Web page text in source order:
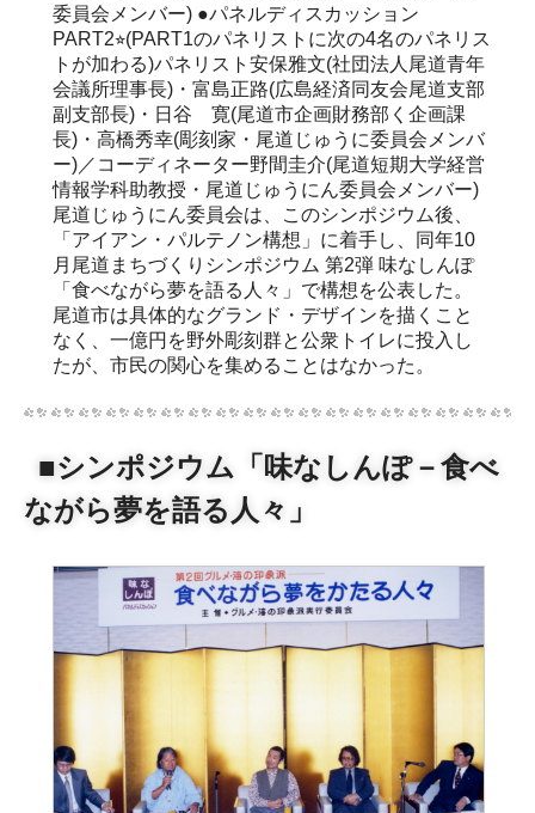
委員会メンバー) ●パネルディスカッション
PART2⭐︎(PART1のパネリストに次の4名のパネリス
トが加わる)パネリスト安保雅文(社団法人尾道青年
会議所理事長)・富島正路(広島経済同友会尾道支部
副支部長)・日谷 寛(尾道市企画財務部く企画課
長)・高橋秀幸(彫刻家・尾道じゅうに委員会メンバ
ー)／コーディネーター野間圭介(尾道短期大学経営
情報学科助教授・尾道じゅうにん委員会メンバー)
尾道じゅうにん委員会は、このシンポジウム後、
「アイアン・パルテノン構想」に着手し、同年10
月尾道まちづくりシンポジウム 第2弾 味なしんぽ
「食べながら夢を語る人々」で構想を公表した。
尾道市は具体的なグランド・デザインを描くこと
なく、一億円を野外彫刻群と公衆トイレに投入し
たが、市民の関心を集めることはなかった。
■シンポジウム「味なしんぽ－食べ
ながら夢を語る人々」